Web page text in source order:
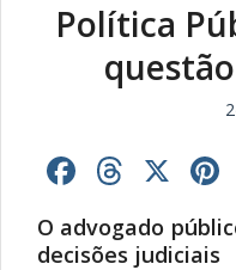
Política
X
O advogado
decisões judiciais